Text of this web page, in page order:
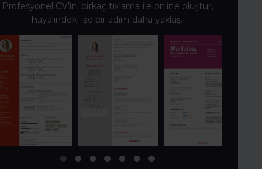
Profesyonel CV’ini birkaç tıklama ile online oluştur,
hayalindeki işe bir adım daha yaklaş.